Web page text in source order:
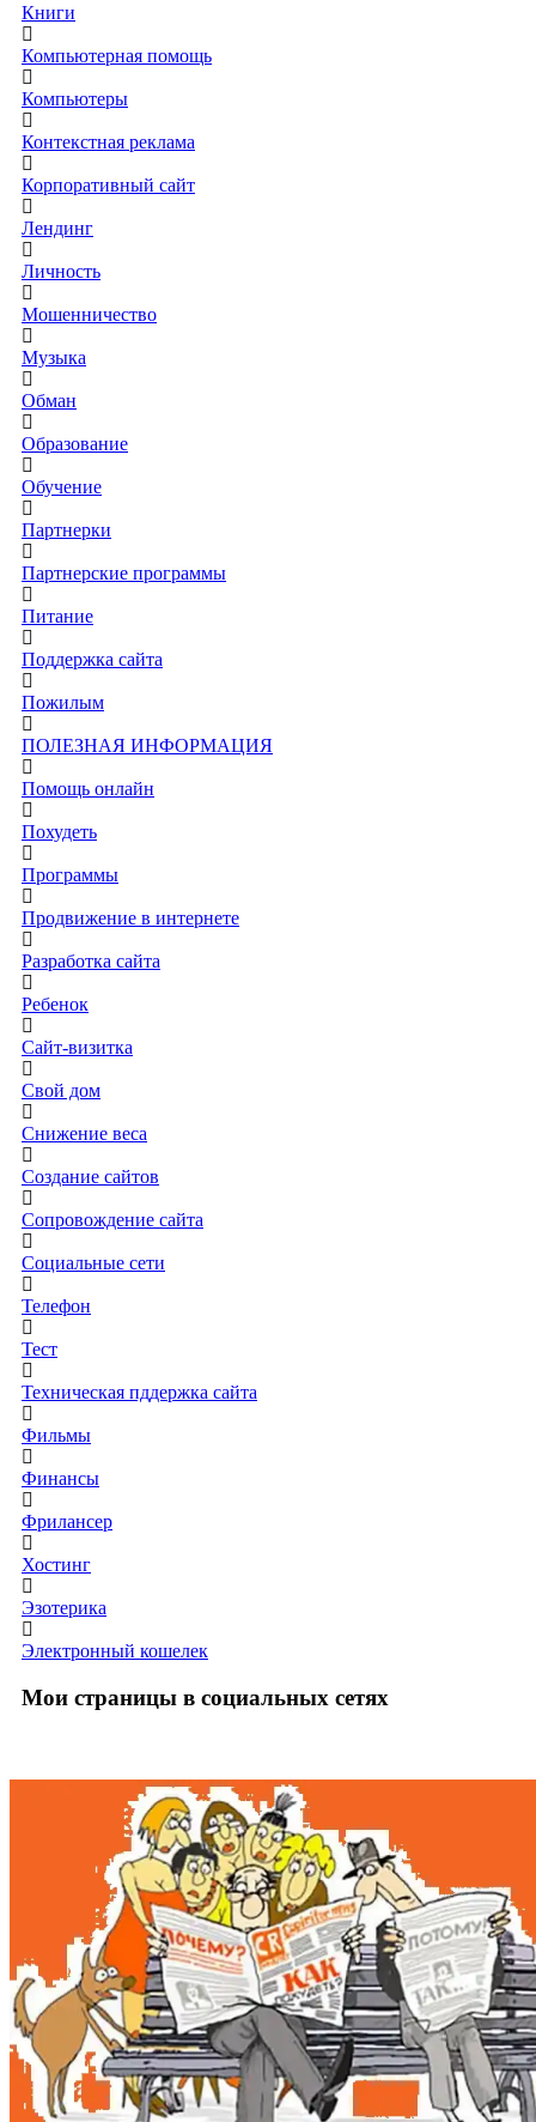
Книги
Компьютерная помощь
Компьютеры
Контекстная реклама
Корпоративный сайт
Лендинг
Личность
Мошенничество
Музыка
Обман
Образование
Обучение
Партнерки
Партнерские программы
Питание
Поддержка сайта
Пожилым
ПОЛЕЗНАЯ ИНФОРМАЦИЯ
Помощь онлайн
Похудеть
Программы
Продвижение в интернете
Разработка сайта
Ребенок
Сайт-визитка
Свой дом
Снижение веса
Создание сайтов
Сопровождение сайта
Социальные сети
Телефон
Тест
Техническая пддержка сайта
Фильмы
Финансы
Фрилансер
Хостинг
Эзотерика
Электронный кошелек
Мои страницы в социальных сетях